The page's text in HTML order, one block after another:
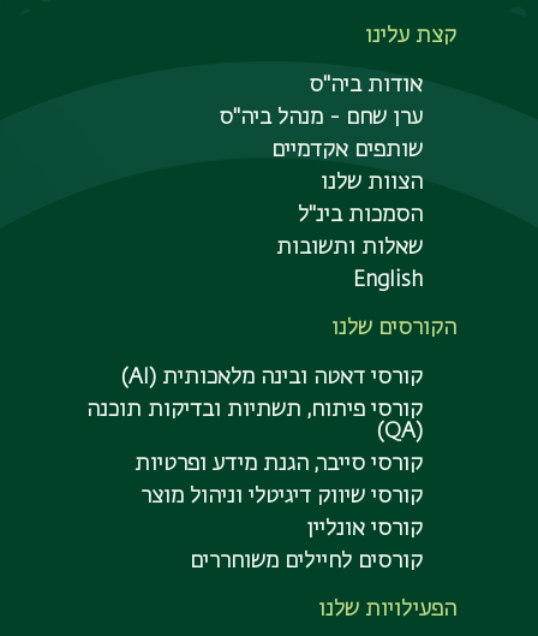
בריאיון: כיצד מכשירים כיום מנהלי אבטחת
הפעילויות שלנו
הקורסים שלנו
קורסי דאטה ובינה מלאכותית (AI)
קורסי פיתוח, תשתיות ובדיקות תוכנה
(QA)
קורסי סייבר, הגנת מידע ופרטיות
קורסי שיווק דיגיטלי וניהול מוצר
קורסי אונליין
קורסים לחיילים משוחררים
קצת עלינו
אודות ביה"ס
ערן שחם - מנהל ביה"ס
שותפים אקדמיים
הצוות שלנו
הסמכות בינ"ל
שאלות ותשובות
English